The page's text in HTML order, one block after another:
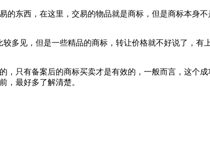
东西，在这里，交易的物品就是商标，但是商标本身
多见，但是一些精品的商标，转让价格就不好说了，有
只有备案后的商标买卖才是有效的，一般而言，这个
，最好多了解清楚。